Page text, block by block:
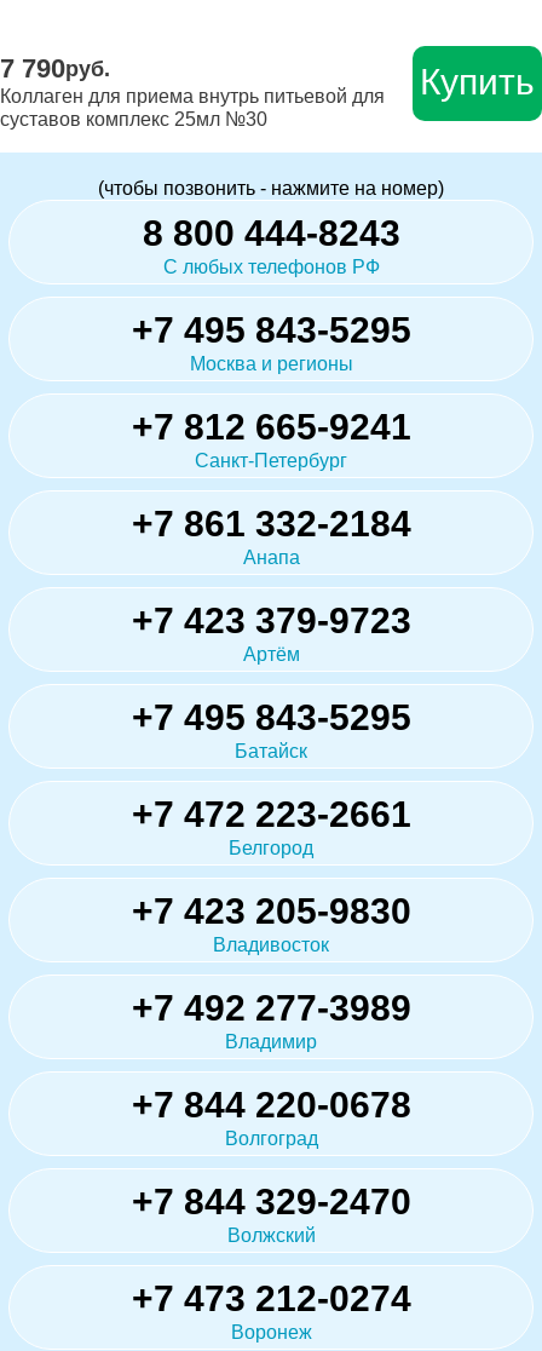
7 790руб.
Коллаген для приема внутрь питьевой для
суставов комплекс 25мл №30
Купить
(чтобы позвонить - нажмите на номер)
8 800 444-8243
С любых телефонов РФ
+7 495 843-5295
Москва и регионы
+7 812 665-9241
Санкт-Петербург
+7 861 332-2184
Анапа
+7 423 379-9723
Артём
+7 495 843-5295
Батайск
+7 472 223-2661
Белгород
+7 423 205-9830
Владивосток
+7 492 277-3989
Владимир
+7 844 220-0678
Волгоград
+7 844 329-2470
Волжский
+7 473 212-0274
Воронеж